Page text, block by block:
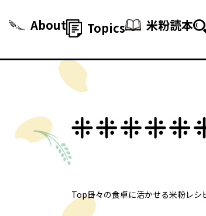
About Topics 米粉読本
Top日々の食卓に活かせる米粉レ